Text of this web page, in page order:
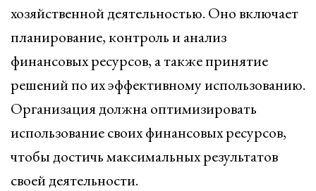
хозяйственной деятельностью. Оно включает
планирование, контроль и анализ
финансовых ресурсов, а также принятие
решений по их эффективному использованию.
Организация должна оптимизировать
использование своих финансовых ресурсов,
чтобы достичь максимальных результатов
своей деятельности.